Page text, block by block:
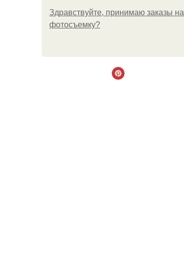
Здравствуйте, принимаю заказы на
фотосъемку?